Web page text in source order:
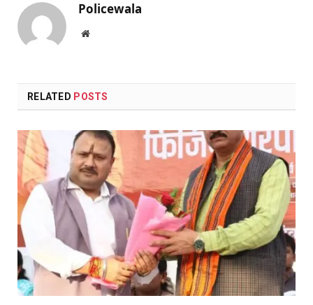
Policewala
Website
RELATED POSTS